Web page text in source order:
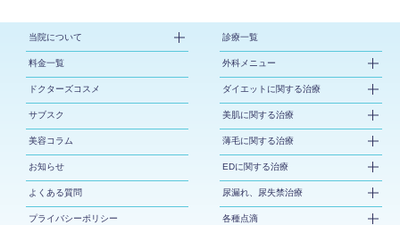
当院について
料金一覧
ドクターズコスメ
サブスク
美容コラム
お知らせ
よくある質問
プライバシーポリシー
診療一覧
外科メニュー
ダイエットに関する治療
美肌に関する治療
薄毛に関する治療
EDに関する治療
尿漏れ、尿失禁治療
各種点滴